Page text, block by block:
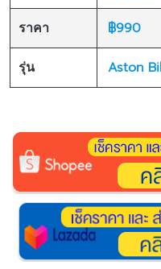
ราคา ฿990
รุ่น Aston